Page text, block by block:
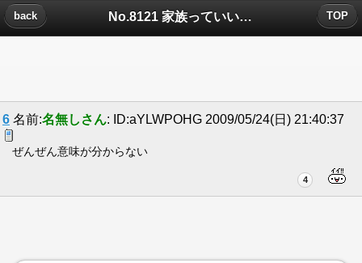
No.8121 家族っていいなについたコメント
back TOP
6 名前:名無しさん: ID:aYLWPOHG 2009/05/24(日) 21:40:37
ぜんぜん意味が分からない
4